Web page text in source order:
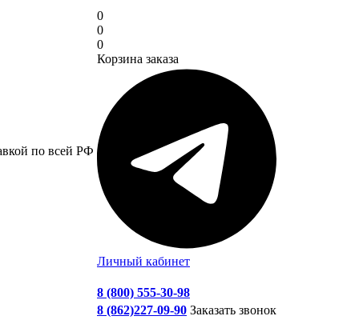
по всей РФ
0
0
0
Корзина заказа
Личный кабинет
8 (800) 555-30-98
8 (862)227-09-90 Заказать звонок